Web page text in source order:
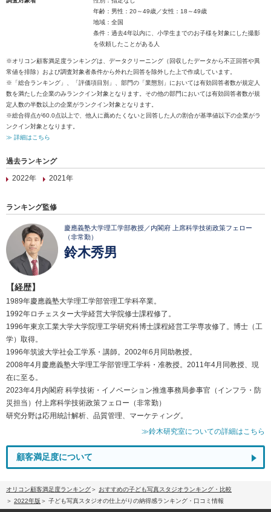
年齢：男性：20～49歳／女性：18～49歳
地域：全国
条件：過去4年以内に、小学生までのお子様を対象にした撮影
を依頼したことがある人
※オリコン顧客満足度ランキングは、データクリーニング（回収したデータから不正回答や異
常値を排除）および調査対象者条件から外れた回答を除外した上で作成しています。
※「総合ランキング」、「評価項目別」、部門の「業態別」においては有効回答者数が規定人
数を満たした企業のみランクイン対象となります。その他の部門においては有効回答者数が規
定人数の半数以上の企業がランクイン対象となります。
※総合得点が60.0点以上で、他人に薦めたくないと回答した人の割合が基準値以下の企業がラ
ンクイン対象となります。
≫ 詳細はこちら
過去ランキング
2022年
2021年
ランキング監修
慶應義塾大学理工学部教授／内閣府 上席科学技術政策フェロー
（非常勤）
鈴木秀男
【経歴】
1989年慶應義塾大学理工学部管理工学科卒業。
1992年ロチェスター大学経営大学院修士課程修了。
1996年東京工業大学大学院理工学研究科博士課程経営工学専攻修了。博士（工
学）取得。
1996年筑波大学社会工学系・講師。2002年6月同助教授。
2008年4月慶應義塾大学理工学部管理工学科・准教授。2011年4月同教授、現
在に至る。
2023年4月内閣府 科学技術・イノベーション推進事務局参事官（インフラ・防
災担当）付上席科学技術政策フェロー（非常勤）
研究分野は応用統計解析、品質管理、マーケティング。
≫鈴木研究室についての詳細はこちら
顧客満足度について
オリコン顧客満足度ランキング
おすすめの子ども写真スタジオランキング・比較
2022年版
子ども写真スタジオの仕上がりの納得感ランキング・口コミ情報